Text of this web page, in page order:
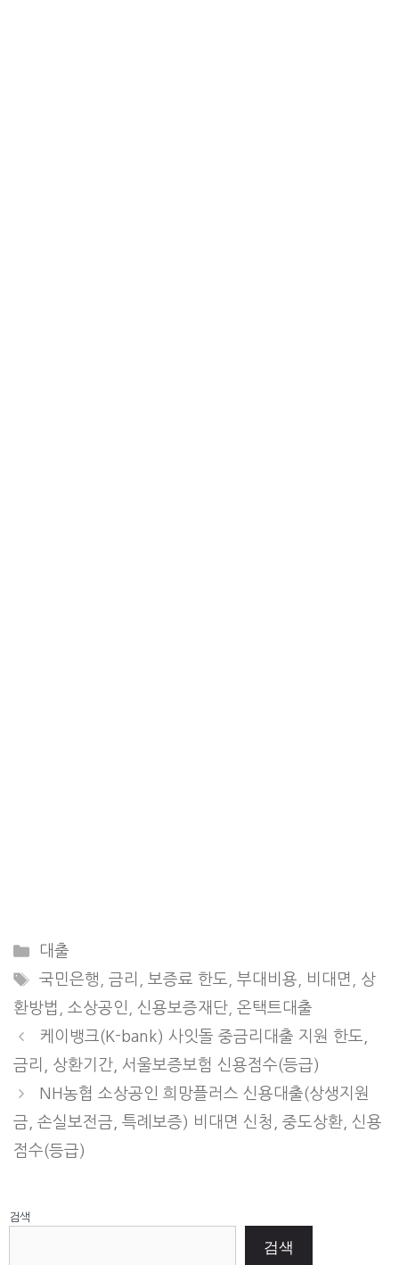
Categories
대출
Tags
국민은행 금리 보증료 한도 부대비용 비대면
상
환방법
소상공인 신용보증재단 온택트대출
케이뱅크(K-bank) 사잇돌 중금리대출 지원 한도,
금리, 상환기간, 서울보증보험 신용점수(등급)
NH농협 소상공인 희망플러스 신용대출(상생지원
금, 손실보전금, 특례보증) 비대면 신청, 중도상환, 신용
점수(등급)
검색
검색